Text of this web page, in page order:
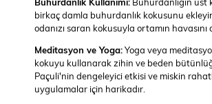
birkaç damla buhurdanlık kokusunu
odanızı saran kokusuyla ortamın
Meditasyon ve Yoga:Yoga veya
kokuyu kullanarak zihin ve beden
Paçuli'nin dengeleyici etkisi ve miskin
uygulamalar için harikadır.